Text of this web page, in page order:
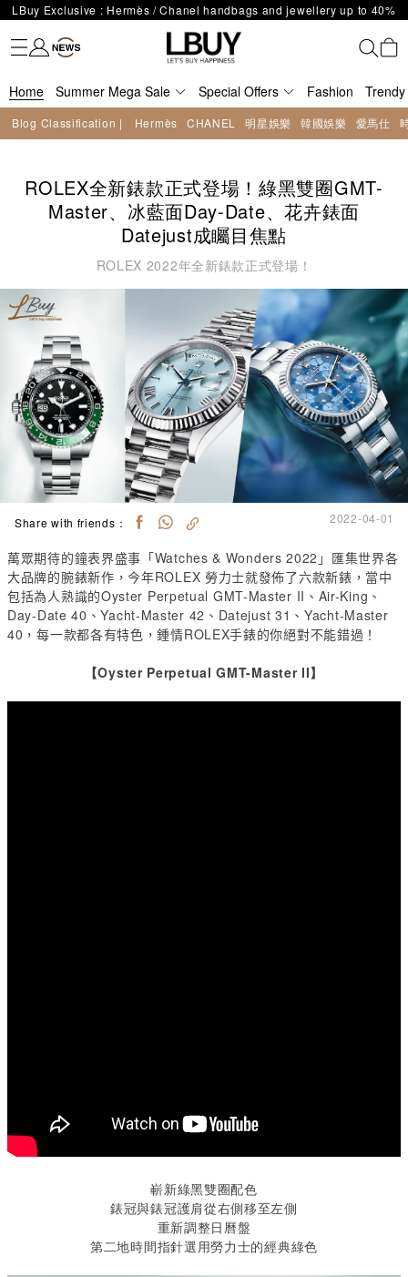
LBuy Nintendo Switch / Nintendo Switch 2 Official Product Retail Store
is now open at Shop 426, Level 4, MOKO！
The 10,000 feet flagship store with Hermès、CHANEL and LV areas at
MOKO shop 175, 1/F!
Important Notice: Prevent Fraud for Bank Transfer & FPS
LBuy receives Hong Kong IPD's 2026 'No Fakes Pledge' mark.
LBuy MEGA SALE: Up to 40% OFF Selected Designer Bags and Small
Leather Goods!
Enjoy Up to 25% Off Original Price for Goyard Hobo / Hobo Mini
Fashion
Trendy brand
Kidswear
Beauty
Fragrance
Personal Care
Mother Care & Baby
Games and fine toys
Stationery
Home Living
Electronics
Food
Health Care
Outdoor
Home Summer Mega Sale Special Offers Fashion
Blog Classification | Hermès CHANEL 明星娛樂 韓國娛樂 愛馬仕
ROLEX全新錶款正式登場！綠黑雙圈GMT-
Master、冰藍面Day-Date、花卉錶面
Datejust成矚目焦點
ROLEX 2022年全新錶款正式登場！
Share with friends： 2022-04-01
萬眾期待的鐘表界盛事「Watches & Wonders 2022 」匯集世界各
大品牌的腕錶新作，今年ROLEX 勞力士就發佈了六款新錶，當中
包括為人熟識的Oyster Perpetual GMT-Master II 、 Air-King 、
Day-Date 40 、Yacht-Master 42 、 Datejust 31 、Yacht-Master
40 ，每一款都各有特色，鍾情ROLEX手錶的你絕對不能錯過！
【Oyster Perpetual GMT-Master II】
嶄新綠黑雙圈配色
錶冠與錶冠護肩從右側移至左側
重新調整日曆盤
第二地時間指針選用勞力士的經典綠色